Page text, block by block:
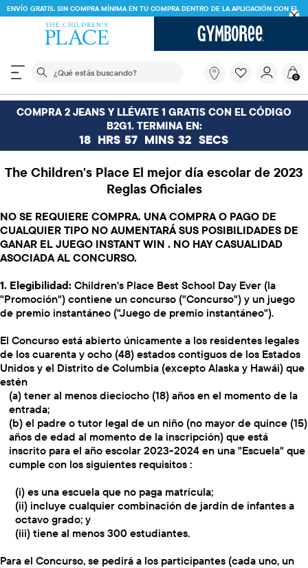
ENVÍO GRATIS. SIN COMPRA MÍNIMA EN TU COMPRA DENTRO DE LA APLICACIÓN CON EL
CÓDIGO
El siguiente campo de búsqueda filtra las
buscando?
0
COMPRA 2 JEANS Y LLÉVATE 1 GRATIS CON EL CÓDIGO
B2G1. TERMINA EN:
18 HRS 57 MINS 30 SECS
The Children's Place El mejor día escolar de 2023
Reglas Oficiales
NO SE REQUIERE COMPRA. UNA COMPRA O PAGO DE
CUALQUIER TIPO NO AUMENTARÁ SUS POSIBILIDADES DE
GANAR EL JUEGO INSTANT WIN . NO HAY CASUALIDAD
ASOCIADA AL CONCURSO.
1. Elegibilidad: Children's Place Best School Day Ever (la
"Promoción") contiene un concurso ("Concurso") y un juego
de premio instantáneo ("Juego de premio instantáneo").
El Concurso está abierto únicamente a los residentes legales
de los cuarenta y ocho (48) estados contiguos de los Estados
Unidos y el Distrito de Columbia (excepto Alaska y Hawái) que
estén
(a) tener al menos dieciocho (18) años en el momento de la
entrada;
(b) el padre o tutor legal de un niño (no mayor de quince (15)
años de edad al momento de la inscripción) que está
inscrito para el año escolar 2023-2024 en una "Escuela" que
cumple con los siguientes requisitos :
(i) es una escuela que no paga matrícula;
(ii) incluye cualquier combinación de jardín de infantes a
octavo grado; y
(iii) tiene al menos 300 estudiantes.
Para el Concurso, se pedirá a los participantes (cada uno, un